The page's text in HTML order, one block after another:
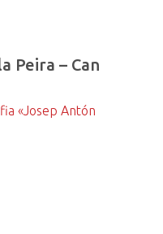
Peira – Can
«Josep Antón